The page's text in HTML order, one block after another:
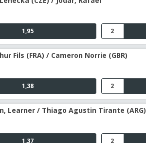
1,95 2
Fils (FRA) / Cameron Norrie (GBR)
1,38 2
Learner / Thiago Agustin Tirante (ARG)
1,37 2